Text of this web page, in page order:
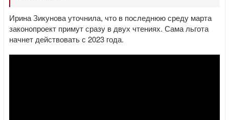
Ирина Зикунова уточнила, что в последнюю среду марта
законопроект примут сразу в двух чтениях. Сама льгота
начнет действовать с 2023 года.